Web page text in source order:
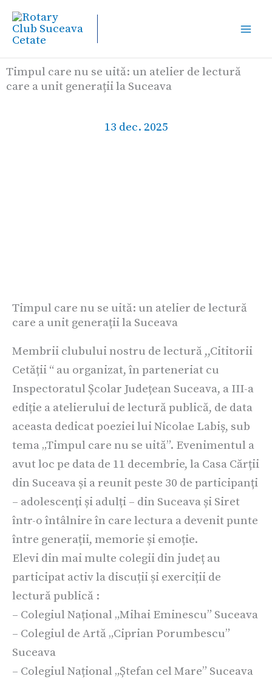
Skip
content
Timpul care nu se uită: un atelier de lectură
care a unit generații la Suceava
13 dec. 2025
Timpul care nu se uită: un atelier de lectură
care a unit generații la Suceava
Membrii clubului nostru de lectură ,,Cititorii
Cetății “ au organizat, în parteneriat cu
Inspectoratul Școlar Județean Suceava, a III-a
ediție a atelierului de lectură publică, de data
aceasta dedicat poeziei lui Nicolae Labiș, sub
tema „Timpul care nu se uită”. Evenimentul a
avut loc pe data de 11 decembrie, la Casa Cărții
din Suceava și a reunit peste 30 de participanți
– adolescenți și adulți – din Suceava și Siret
într-o întâlnire în care lectura a devenit punte
între generații, memorie și emoție.
Elevi din mai multe colegii din județ au
participat activ la discuții și exerciții de
lectură publică :
– Colegiul Național „Mihai Eminescu” Suceava
– Colegiul de Artă „Ciprian Porumbescu”
Suceava
– Colegiul Național „Ștefan cel Mare” Suceava